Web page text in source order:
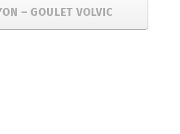
– GOULET VOLVIC